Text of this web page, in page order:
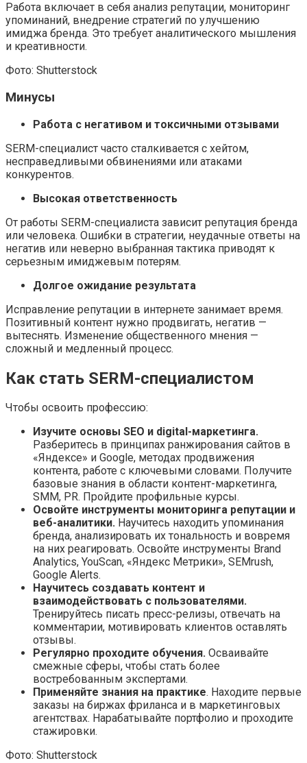
Работа включает в себя анализ репутации, мониторинг
упоминаний, внедрение стратегий по улучшению
имиджа бренда. Это требует аналитического мышления
и креативности.
Фото: Shutterstock
Минусы
Работа с негативом и токсичными отзывами
SERM-специалист часто сталкивается с хейтом,
несправедливыми обвинениями или атаками
конкурентов.
Высокая ответственность
От работы SERM-специалиста зависит репутация бренда
или человека. Ошибки в стратегии, неудачные ответы на
негатив или неверно выбранная тактика приводят к
серьезным имиджевым потерям.
Долгое ожидание результата
Исправление репутации в интернете занимает время.
Позитивный контент нужно продвигать, негатив —
вытеснять. Изменение общественного мнения —
сложный и медленный процесс.
Как стать SERM-специалистом
Чтобы освоить профессию:
Изучите основы SEO и digital-маркетинга.
Разберитесь в принципах ранжирования сайтов в
«Яндексе» и Google, методах продвижения
контента, работе с ключевыми словами. Получите
базовые знания в области контент-маркетинга,
SMM, PR. Пройдите профильные курсы.
Освойте инструменты мониторинга репутации и
веб-аналитики. Научитесь находить упоминания
бренда, анализировать их тональность и вовремя
на них реагировать. Освойте инструменты Brand
Analytics, YouScan, «Яндекс Метрики», SEMrush,
Google Alerts.
Научитесь создавать контент и
взаимодействовать с пользователями.
Тренируйтесь писать пресс-релизы, отвечать на
комментарии, мотивировать клиентов оставлять
отзывы.
Регулярно проходите обучения. Осваивайте
смежные сферы, чтобы стать более
востребованным экспертами.
Применяйте знания на практике. Находите первые
заказы на биржах фриланса и в маркетинговых
агентствах. Нарабатывайте портфолио и проходите
стажировки.
Фото: Shutterstock